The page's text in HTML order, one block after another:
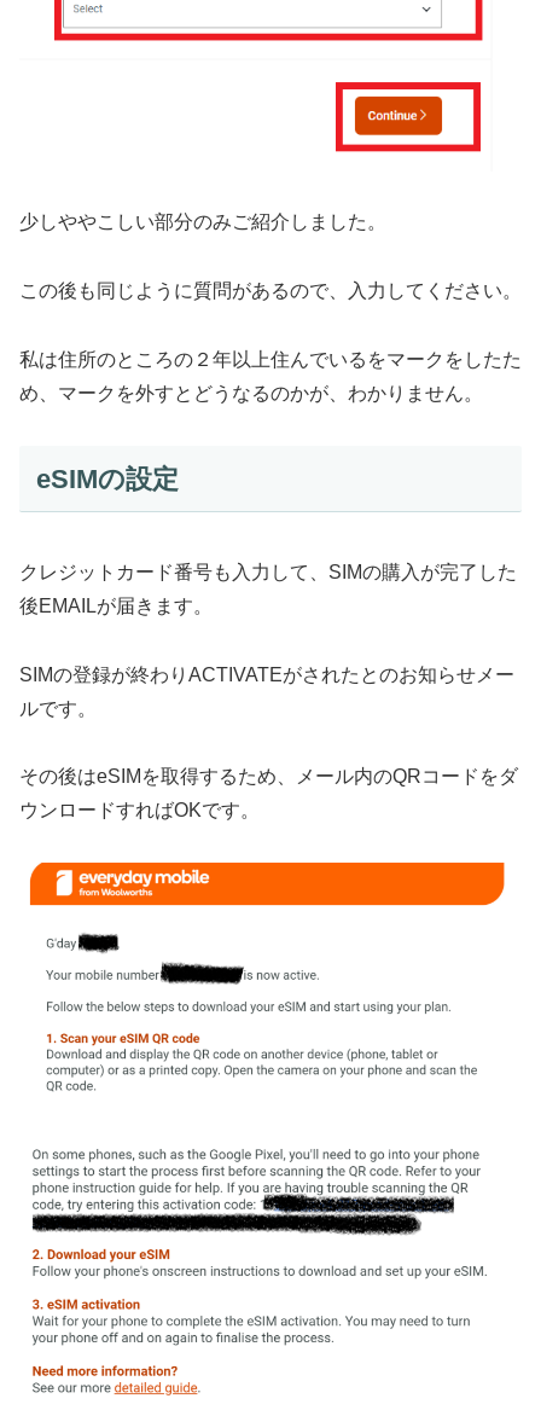
少しややこしい部分のみご紹介しました。
この後も同じように質問があるので、入力してください。
私は住所のところの２年以上住んでいるをマークをしたた
め、マークを外すとどうなるのかが、わかりません。
eSIMの設定
クレジットカード番号も入力して、SIMの購入が完了した
後EMAILが届きます。
SIMの登録が終わりACTIVATEがされたとのお知らせメー
ルです。
その後はeSIMを取得するため、メール内のQRコードをダ
ウンロードすればOKです。